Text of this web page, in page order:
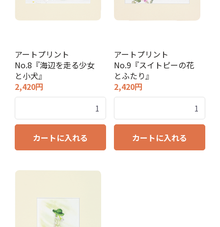
アートプリント
No.8『海辺を走る少女
と小犬』
2,420円
カートに入れる
アートプリント
No.9『スイトピーの花
とふたり』
2,420円
カートに入れる